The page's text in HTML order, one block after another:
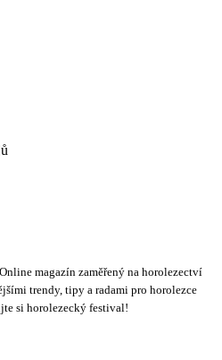
magazín zaměřený na horolezectví
trendy, tipy a radami pro horolezce
si horolezecký festival!